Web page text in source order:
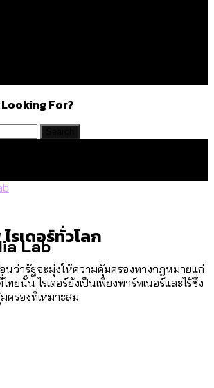
Looking For?
Lab
างงบปี 70 ของ กทม. สำนักการ
จตุจักรสูงสุด
เดอร์ทั่วโลก
นว่ารัฐจะมุ่งให้ความคุ้มครองทางกฎหมายแก่
ยนั้น ไรเดอร์ยังเป็นเพียงพาร์ทเนอร์และไร้ซึ่ง
ครองที่เหมาะสม